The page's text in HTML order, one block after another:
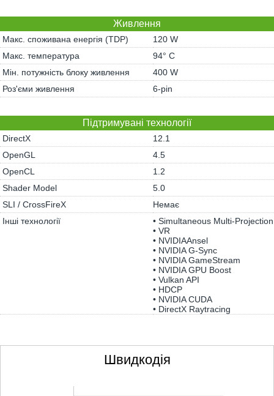
Живлення
Макс. споживана енергія (TDP)
120 W
Макс. температура
94° C
Мін. потужність блоку живлення
400 W
Роз'єми живлення
6-pin
Підтримувані технології
DirectX
12.1
OpenGL
4.5
OpenCL
1.2
Shader Model
5.0
SLI / CrossFireX
Немає
Інші технології
• Simultaneous Multi-Projection
• VR
• NVIDIAAnsel
• NVIDIA G-Sync
• NVIDIA GameStream
• NVIDIA GPU Boost
• Vulkan API
• HDCP
• NVIDIA CUDA
• DirectX Raytracing
Швидкодія